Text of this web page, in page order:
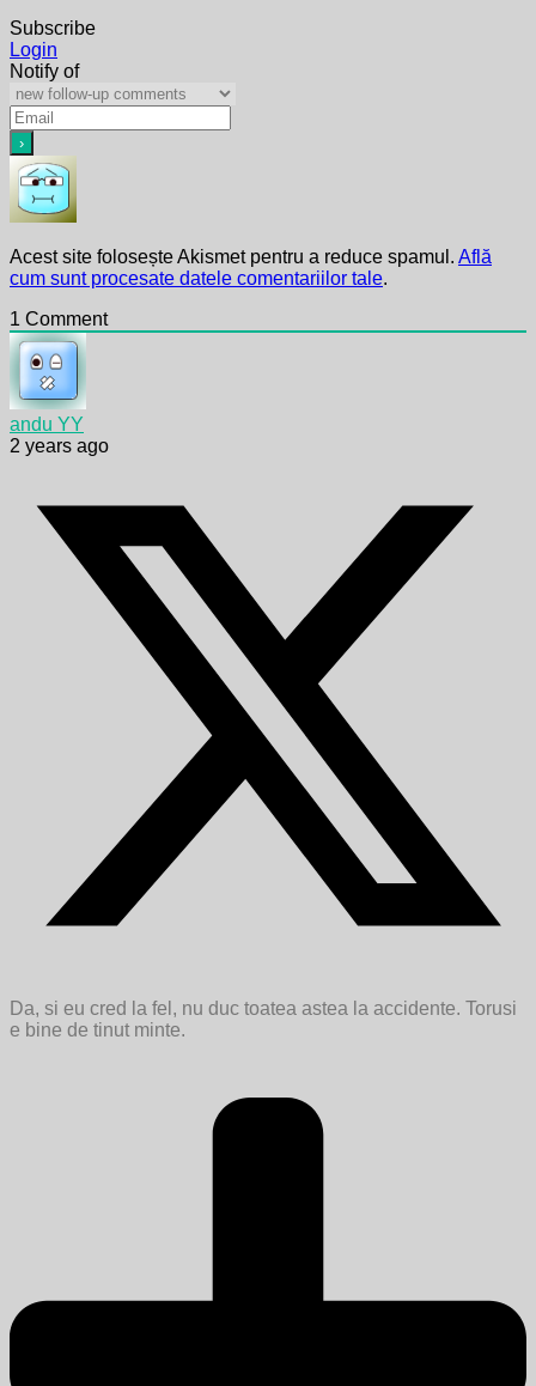
Subscribe
Login
Notify of
Acest site folosește Akismet pentru a reduce spamul. Află
cum sunt procesate datele comentariilor tale.
1 Comment
andu YY
2 years ago
Da, si eu cred la fel, nu duc toatea astea la accidente. Torusi
e bine de tinut minte.